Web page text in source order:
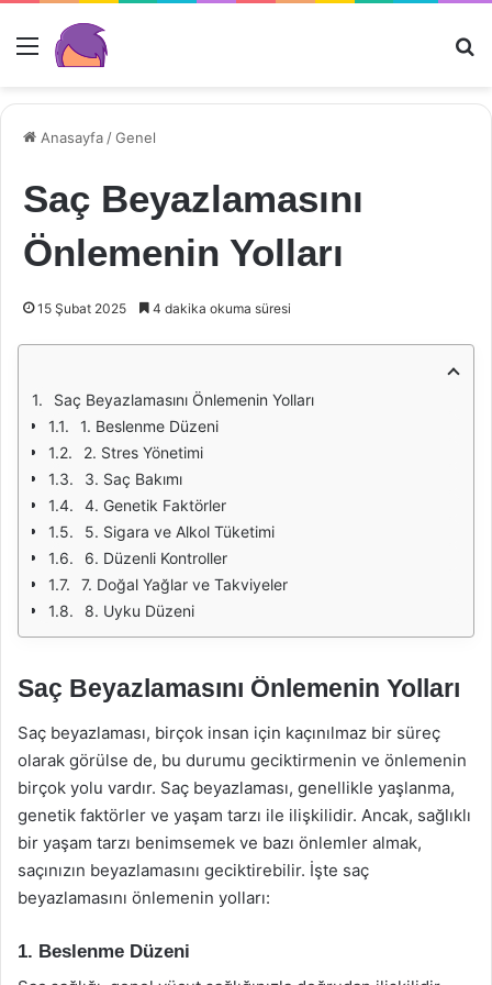
Menü
Anasayfa /Genel
Saç Beyazlamasını
Önlemenin Yolları
15 Şubat 2025 4 dakika okuma süresi
Saç Beyazlamasını Önlemenin Yolları
1. Beslenme Düzeni
2. Stres Yönetimi
3. Saç Bakımı
4. Genetik Faktörler
5. Sigara ve Alkol Tüketimi
6. Düzenli Kontroller
7. Doğal Yağlar ve Takviyeler
8. Uyku Düzeni
Saç Beyazlamasını Önlemenin Yolları
Saç beyazlaması, birçok insan için kaçınılmaz bir süreç
olarak görülse de, bu durumu geciktirmenin ve önlemenin
birçok yolu vardır. Saç beyazlaması, genellikle yaşlanma,
genetik faktörler ve yaşam tarzı ile ilişkilidir. Ancak, sağlıklı
bir yaşam tarzı benimsemek ve bazı önlemler almak,
saçınızın beyazlamasını geciktirebilir. İşte saç
beyazlamasını önlemenin yolları:
1. Beslenme Düzeni